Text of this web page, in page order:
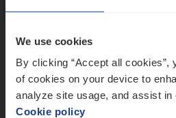
We use cookies
By clicking “Accept all cookies”,
of cookies on your device to
analyze site usage, and assist
Cookie policy